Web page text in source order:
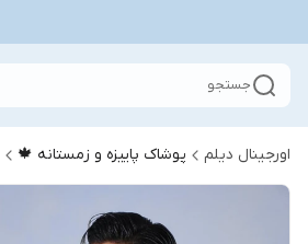
جستجو
اورجینال دیلم پوشاک پاییزه و زمستانه 🍁